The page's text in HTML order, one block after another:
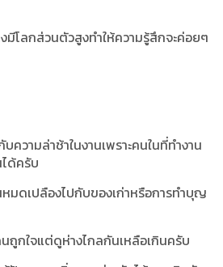
โลกส่วนตัวสูงทำให้ความรู้สึกจะค่อยๆ
ความล่าช้าในงานเพราะคนในที่ทำงาน
ด้ครับ
หมดเปลืองไปกับของเก่าหรือการทำบุญ
ถูกใจแต่ดูห่างไกลกันเหลือเกินครับ